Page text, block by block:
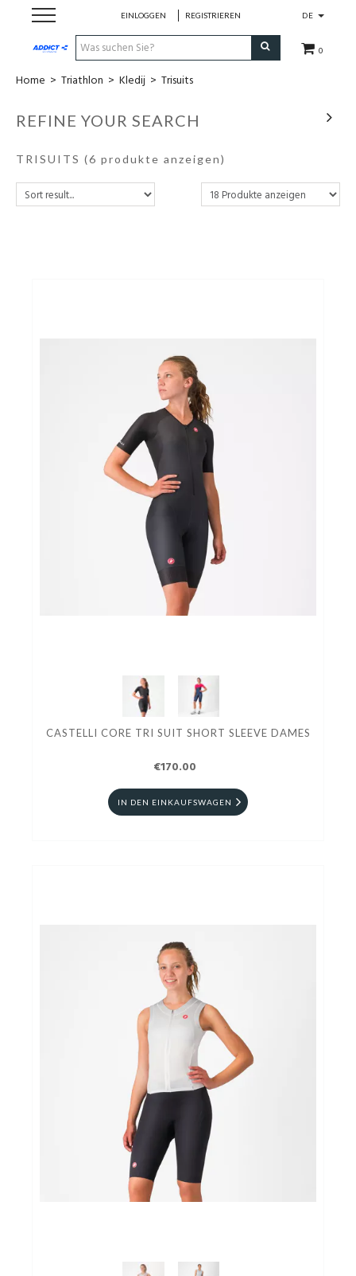
DE
0
EINLOGGEN REGISTRIEREN
Cadeaubon
Loopschoenen
Gezonde levensstijl
Home > Triathlon > Kledij > Trisuits
REFINE YOUR SEARCH
TRISUITS (6 produkte anzeigen)
CASTELLI CORE TRI SUIT SHORT SLEEVE DAMES
€170.00
IN DEN EINKAUFSWAGEN